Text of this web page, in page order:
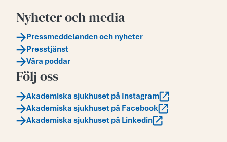
Nyheter och media
Pressmeddelanden och nyheter
Presstjänst
Våra poddar
Följ oss
Akademiska sjukhuset på Instagram
Akademiska sjukhuset på Facebook
Akademiska sjukhuset på Linkedin